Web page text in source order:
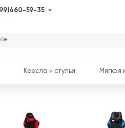
59-35
Кресла и стулья Мягкая